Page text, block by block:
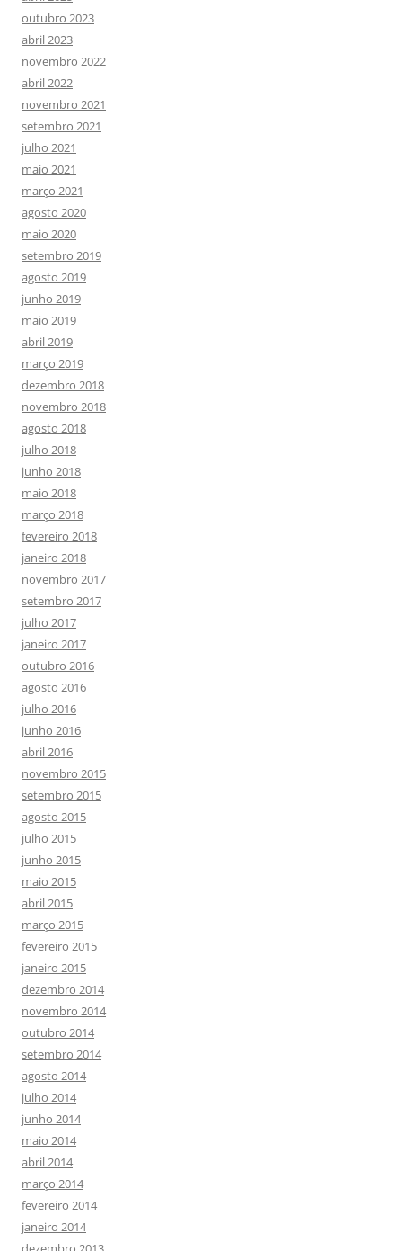
outubro 2023
abril 2023
novembro 2022
abril 2022
novembro 2021
setembro 2021
julho 2021
maio 2021
março 2021
agosto 2020
maio 2020
setembro 2019
agosto 2019
junho 2019
maio 2019
abril 2019
março 2019
dezembro 2018
novembro 2018
agosto 2018
julho 2018
junho 2018
maio 2018
março 2018
fevereiro 2018
janeiro 2018
novembro 2017
setembro 2017
julho 2017
janeiro 2017
outubro 2016
agosto 2016
julho 2016
junho 2016
abril 2016
novembro 2015
setembro 2015
agosto 2015
julho 2015
junho 2015
maio 2015
abril 2015
março 2015
fevereiro 2015
janeiro 2015
dezembro 2014
novembro 2014
outubro 2014
setembro 2014
agosto 2014
julho 2014
junho 2014
maio 2014
abril 2014
março 2014
fevereiro 2014
janeiro 2014